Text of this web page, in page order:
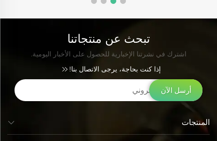
الممتاز ساهما أيضًا في تمديد عمر المصباح بشكل ملحوظ، مما يقلل
تبحث عن منتجاتنا
اشترك في نشرتنا الإخبارية للحصول على الأخبار اليومية.
إذا كنت بحاجة، يرجى الاتصال بنا!
أرسل الآن
المنتجات